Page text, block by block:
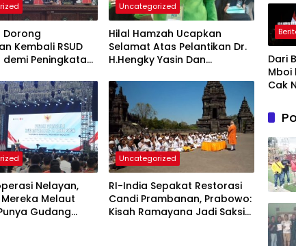
Dorong
Kembali RSUD
Peningkatan
Uncategorized
Hilal Hamzah Ucapkan
Selamat Atas Pelantikan Dr.
H.Hengky Yasin Dan
DPC PKB Takalar dan Ketua
DPW PB Prov- Sulsel
Nelayan,
Melaut
Gudang
Uncategorized
RI-India Sepakat Restorasi
Candi Prambanan, Prabowo:
Kisah Ramayana Jadi Saksi
Nyata
ASRI
Dari
Mboi
Cak
an :
&
Akal